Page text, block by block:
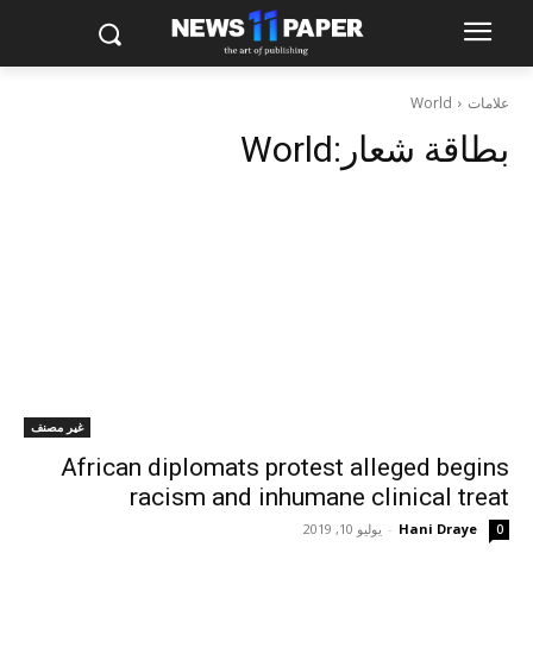
علامات World
بطاقة شعار:World
غير مصنف
African diplomats protest alleged begins
racism and inhumane clinical treat
Hani Draye
- يوليو 10, 2019 0